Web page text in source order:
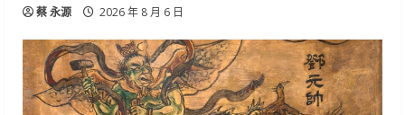
蔡 永源 2026 年 8 月 6 日